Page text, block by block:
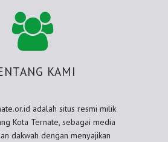
KAMI
adalah situs resmi milik
Kota Ternate, sebagai media
dakwah dengan menyajikan